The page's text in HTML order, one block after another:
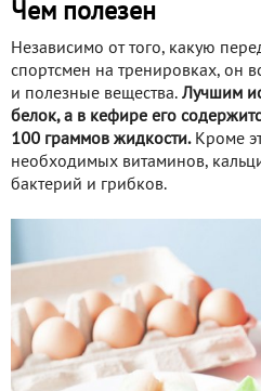
Чем полезен
Независимо от того, какую
спортсмен на тренировках, он
и полезные вещества. Лучшим
белок, а в кефире его
100 граммов жидкости. Кроме
необходимых витаминов,
бактерий и грибков.